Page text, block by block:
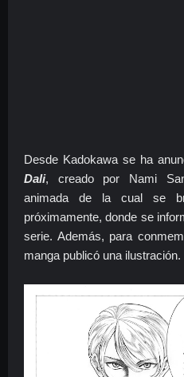
Desde Kadokawa se ha
Dali, creado por Nami
animada de la cual se
próximamente, donde se
serie. Además, para
manga publicó una ilustración.